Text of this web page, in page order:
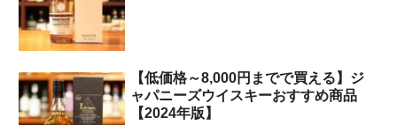
【低価格～8,000円までで買える】ジ
ャパニーズウイスキーおすすめ商品
【2024年版】